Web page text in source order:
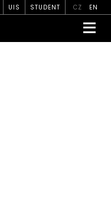
UIS STUDENT CZ EN